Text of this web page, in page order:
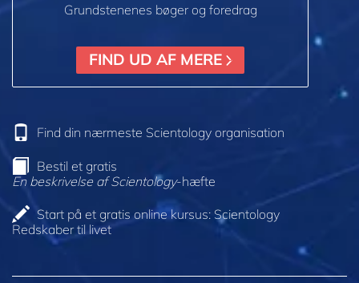
Grundstenenes bøger og foredrag
FIND UD AF MERE
Find din nærmeste Scientology organisation
Bestil et gratis
En beskrivelse af Scientology-hæfte
Start på et gratis online kursus: Scientology
Redskaber til livet